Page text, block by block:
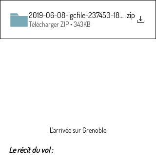
2019-06-08-igcfile-237450-180808.igc
.zip
Télécharger ZIP • 343KB
L'arrivée sur Grenoble
Le récit du vol :